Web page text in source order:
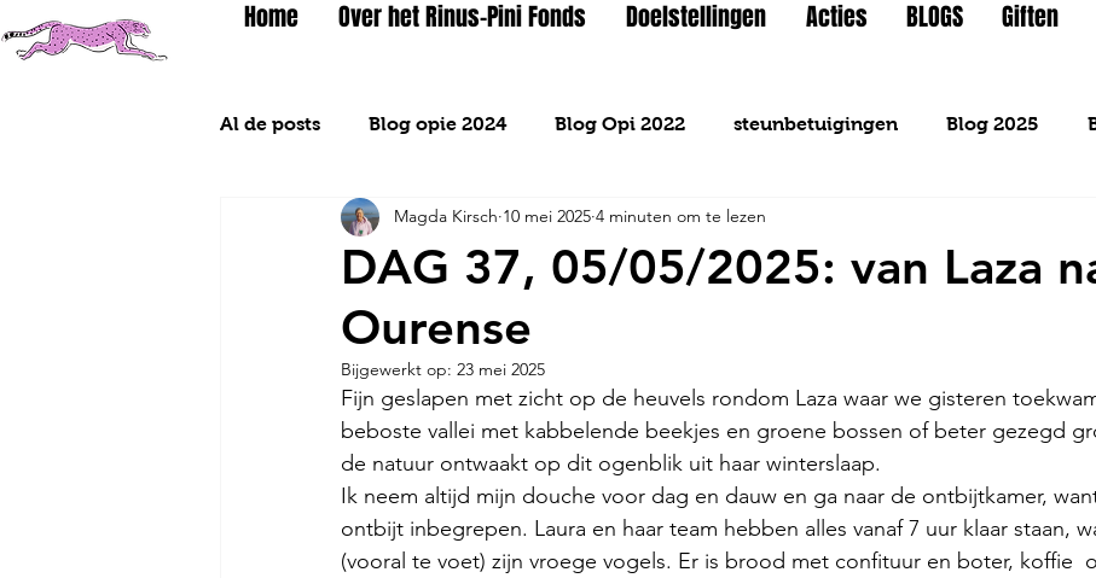
Home Over het Rinus-Pini Fonds Doelstellingen Acties BLOGS Giften
Al de posts Blog opie 2024 Blog Opi 2022 steunbetuigingen Blog 2025
Blog 2026
DAG 37, 05/05/2025: van Laza
Ourense
Magda Kirsch 10 mei 2025 4 minuten om te lezen
Bijgewerkt op: 23 mei 2025
Fijn geslapen met zicht op de heuvels rondom Laza waar we gisteren
beboste vallei met kabbelende beekjes en groene bossen of beter gezegd
de natuur ontwaakt op dit ogenblik uit haar winterslaap.
Ik neem altijd mijn douche voor dag en dauw en ga naar de ontbijtkamer,
ontbijt inbegrepen. Laura en haar team hebben alles vanaf 7 uur klaar staan,
(vooral te voet) zijn vroege vogels. Er is brood met confituur en boter, koffie